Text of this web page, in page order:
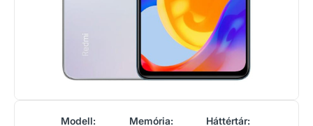
Modell:
Memória:
Háttértár: